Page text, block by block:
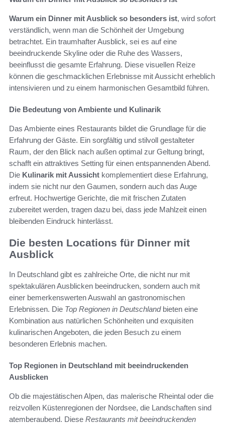
Warum ein Dinner mit Ausblick so besonders ist, wird sofort
verständlich, wenn man die Schönheit der Umgebung
betrachtet. Ein traumhafter Ausblick, sei es auf eine
beeindruckende Skyline oder die Ruhe des Wassers,
beeinflusst die gesamte Erfahrung. Diese visuellen Reize
können die geschmacklichen Erlebnisse mit Aussicht erheblich
intensivieren und zu einem harmonischen Gesamtbild führen.
Die Bedeutung von Ambiente und Kulinarik
Das Ambiente eines Restaurants bildet die Grundlage für die
Erfahrung der Gäste. Ein sorgfältig und stilvoll gestalteter
Raum, der den Blick nach außen optimal zur Geltung bringt,
schafft ein attraktives Setting für einen entspannenden Abend.
Die Kulinarik mit Aussicht komplementiert diese Erfahrung,
indem sie nicht nur den Gaumen, sondern auch das Auge
erfreut. Hochwertige Gerichte, die mit frischen Zutaten
zubereitet werden, tragen dazu bei, dass jede Mahlzeit einen
bleibenden Eindruck hinterlässt.
Die besten Locations für Dinner mit
Ausblick
In Deutschland gibt es zahlreiche Orte, die nicht nur mit
spektakulären Ausblicken beeindrucken, sondern auch mit
einer bemerkenswerten Auswahl an gastronomischen
Erlebnissen. Die Top Regionen in Deutschlandbieten eine
Kombination aus natürlichen Schönheiten und exquisiten
kulinarischen Angeboten, die jeden Besuch zu einem
besonderen Erlebnis machen.
Top Regionen in Deutschland mit beeindruckenden
Ausblicken
Ob die majestätischen Alpen, das malerische Rheintal oder die
reizvollen Küstenregionen der Nordsee, die Landschaften sind
atemberaubend. Diese Restaurants mit beeindruckenden